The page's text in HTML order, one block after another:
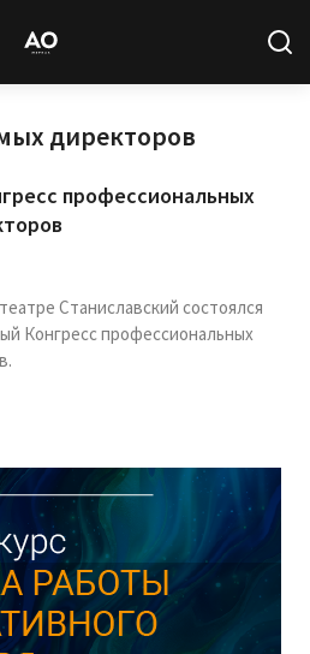
Регистрация
директоров
профессиональных
Станиславский состоялся
Конгресс профессиональных